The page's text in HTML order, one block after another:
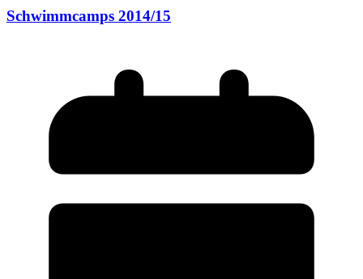
Schwimmcamps 2014/15